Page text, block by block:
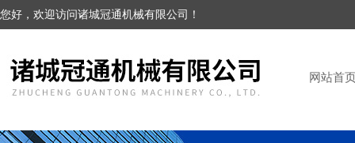
您好，欢迎访问诸城冠通机械有限公司！
网站首